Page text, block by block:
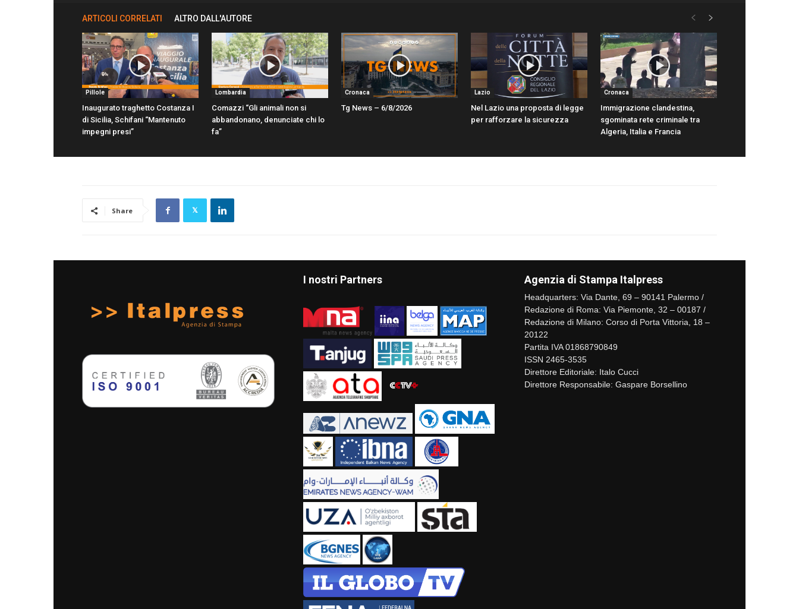
ARTICOLI CORRELATI ALTRO DALL'AUTORE
Pillole
Inaugurato traghetto Costanza I
di Sicilia, Schifani “Mantenuto
impegni presi”
Lombardia
Comazzi “Gli animali non si
abbandonano, denunciate chi lo
fa”
Cronaca
Tg News – 6/8/2026
Lazio
Nel Lazio una proposta di legge
per rafforzare la sicurezza
Cronaca
Immigrazione clandestina,
sgominata rete criminale tra
Algeria, Italia e Francia
Share
I nostri Partners Agenzia di Stampa Italpress
Headquarters: Via Dante, 69 – 90141 Palermo /
Redazione di Roma: Via Piemonte, 32 – 00187 /
Redazione di Milano: Corso di Porta Vittoria, 18 –
20122
Partita IVA 01868790849
ISSN 2465-3535
Direttore Editoriale: Italo Cucci
Direttore Responsabile: Gaspare Borsellino